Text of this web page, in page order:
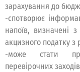
зарахування до
-спотворює
напоїв, визначені
акцизного податку з
-може стати
перевірочних